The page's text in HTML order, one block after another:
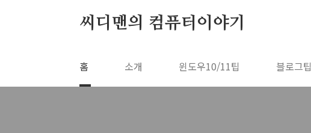
씨디맨의 컴퓨터이야기
홈 소개 윈도우10/11팁 블로그팁